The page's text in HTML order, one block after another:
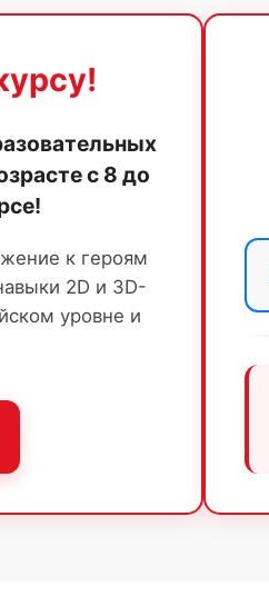
с 8 до
к героям
2D и 3D-
уровне и